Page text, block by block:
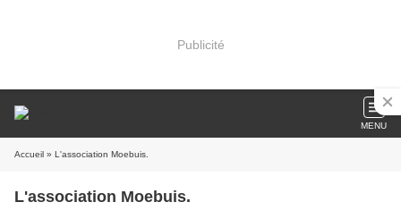
Publicité
MENU
Accueil » L'association Moebuis.
L'association Moebuis.